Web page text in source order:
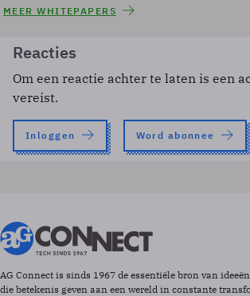
MEER WHITEPAPERS
Reacties
Om een reactie achter te laten is een
vereist.
Inloggen Word abonnee
AG Connect is sinds 1967 de essentiële bron van
die betekenis geven aan een wereld in constante